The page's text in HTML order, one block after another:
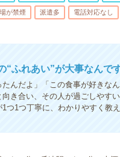
が禁煙 派遣多 電話対応なし
ふれあい”が大事なんです
んだよ」「この食事が好きな
き合い、その人が過ごしやす
つ1つ丁寧に、わかりやすく教